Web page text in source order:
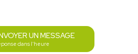
UN MESSAGE
dans l'heure